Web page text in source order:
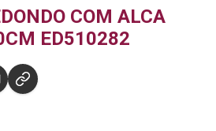
COM ALCA
ED510282